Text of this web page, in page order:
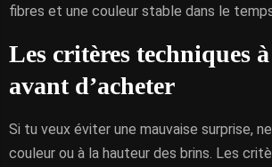
fibres et une couleur stable dans le
Les critères techniques
avant d’acheter
Si tu veux éviter une mauvaise surprise,
couleur ou à la hauteur des brins. Les